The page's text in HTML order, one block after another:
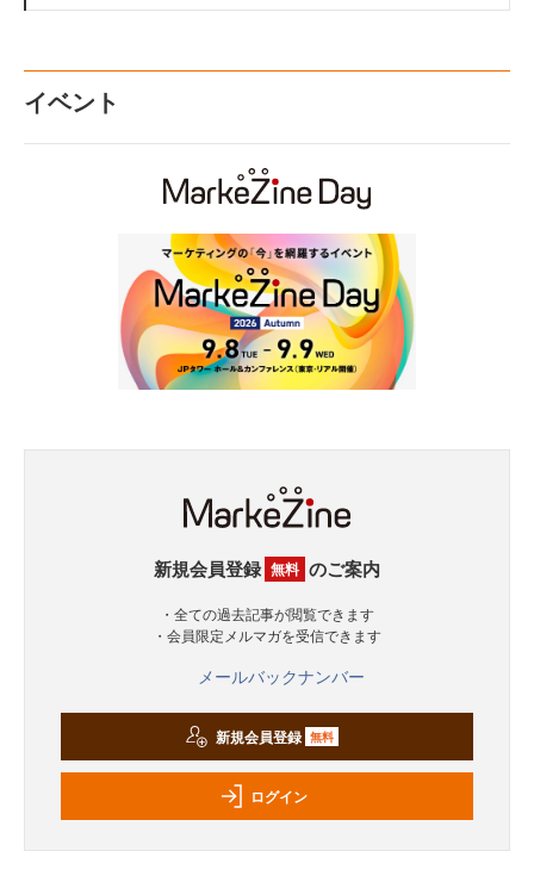
イベント
新規会員登録 無料 のご案内
・全ての過去記事が閲覧できます
・会員限定メルマガを受信できます
メールバックナンバー
新規会員登録 無料
ログイン